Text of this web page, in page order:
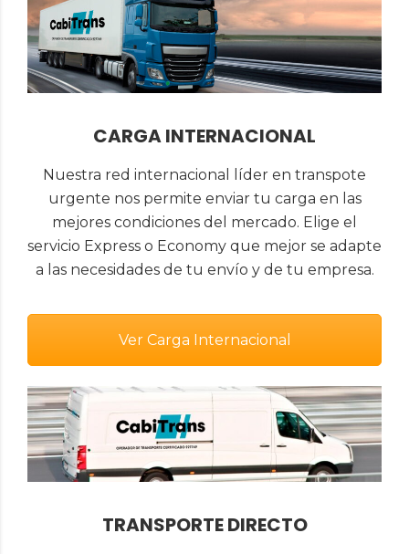
CARGA INTERNACIONAL
Nuestra red internacional líder en transpote
urgente nos permite enviar tu carga en las
mejores condiciones del mercado. Elige el
servicio Express o Economy que mejor se adapte
a las necesidades de tu envío y de tu empresa.
Ver Carga Internacional
TRANSPORTE DIRECTO